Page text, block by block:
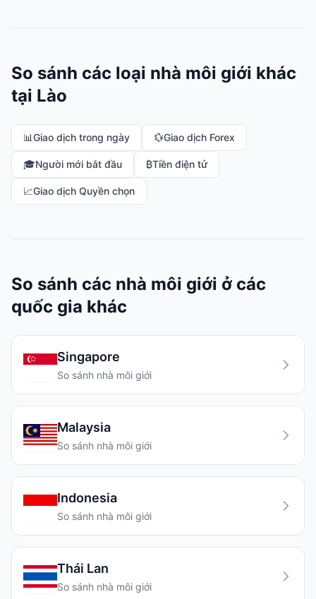
So sánh các loại nhà môi giới khác
tại Lào
📊Giao dịch trong ngày 💱Giao dịch Forex
🎓Người mới bắt đầu ₿Tiền điện tử
📈Giao dịch Quyền chọn
So sánh các nhà môi giới ở các
quốc gia khác
Singapore
So sánh nhà môi giới
Malaysia
So sánh nhà môi giới
Indonesia
So sánh nhà môi giới
Thái Lan
So sánh nhà môi giới